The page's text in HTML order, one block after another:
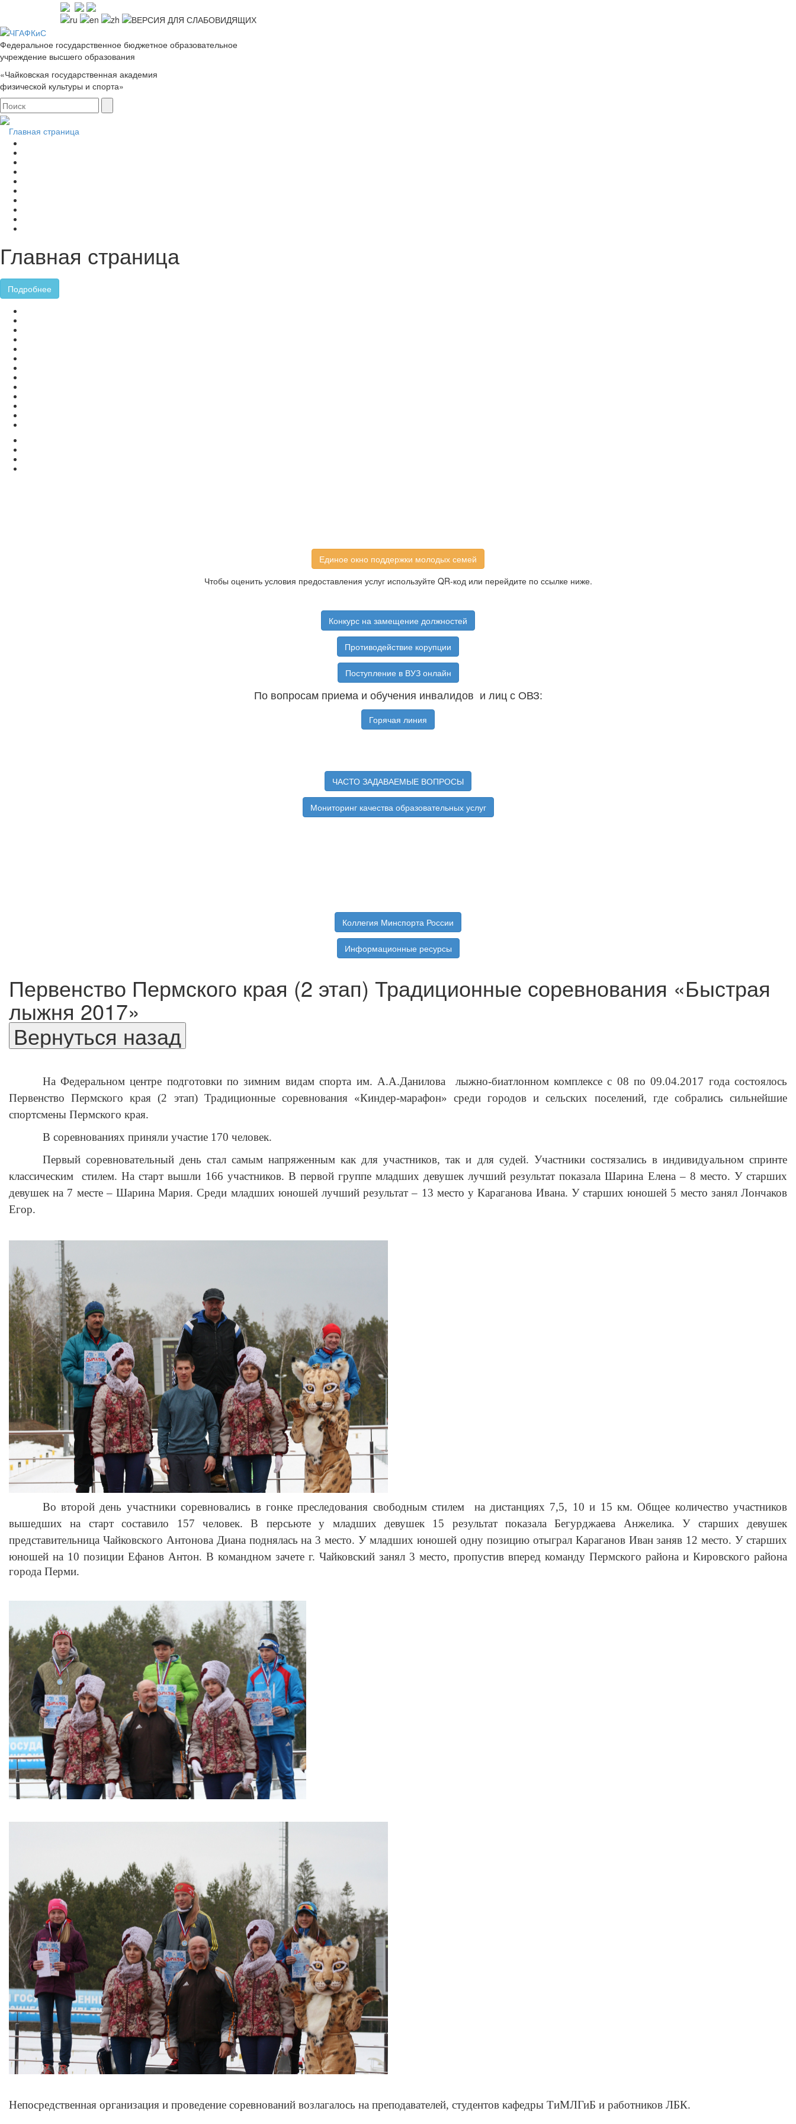
Федеральное государственное бюджетное образовательное
учреждение высшего образования
«Чайковская государственная академия
физической культуры и спорта»
Главная страница
Главная страница
Подробнее
Единое окно поддержки молодых семей
Чтобы оценить условия предоставления услуг используйте QR-код или перейдите по ссылке ниже.
Конкурс на замещение должностей
Противодействие корупции
Поступление в ВУЗ онлайн
По вопросам приема и обучения инвалидов и лиц с ОВЗ:
Горячая линия
ЧАСТО ЗАДАВАЕМЫЕ ВОПРОСЫ
Мониторинг качества образовательных услуг
Коллегия Минспорта России
Информационные ресурсы
Первенство Пермского края (2 этап) Традиционные соревнования «Быстрая
лыжня 2017»
На Федеральном центре подготовки по зимним видам спорта им. А.А.Данилова лыжно-биатлонном комплексе с 08 по 09.04.2017 года состоялось
Первенство Пермского края (2 этап) Традиционные соревнования «Киндер-марафон» среди городов и сельских поселений, где собрались сильнейшие
спортсмены Пермского края.
В соревнованиях приняли участие 170 человек.
Первый соревновательный день стал самым напряженным как для участников, так и для судей. Участники состязались в индивидуальном спринте
классическим стилем. На старт вышли 166 участников. В первой группе младших девушек лучший результат показала Шарина Елена – 8 место. У старших
девушек на 7 месте – Шарина Мария. Среди младших юношей лучший результат – 13 место у Караганова Ивана. У старших юношей 5 место занял Лончаков
Егор.
Во второй день участники соревновались в гонке преследования свободным стилем на дистанциях 7,5, 10 и 15 км. Общее количество участников
вышедших на старт составило 157 человек. В персьюте у младших девушек 15 результат показала Бегурджаева Анжелика. У старших девушек
представительница Чайковского Антонова Диана поднялась на 3 место. У младших юношей одну позицию отыграл Караганов Иван заняв 12 место. У старших
юношей на 10 позиции Ефанов Антон. В командном зачете г. Чайковский занял 3 место, пропустив вперед команду Пермского района и Кировского района
города Перми.
Непосредственная организация и проведение соревнований возлагалось на преподавателей, студентов кафедры ТиМЛГиБ и работников ЛБК.